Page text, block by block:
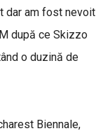
dar am fost nevoit
după ce Skizzo
o duzină de
Biennale,